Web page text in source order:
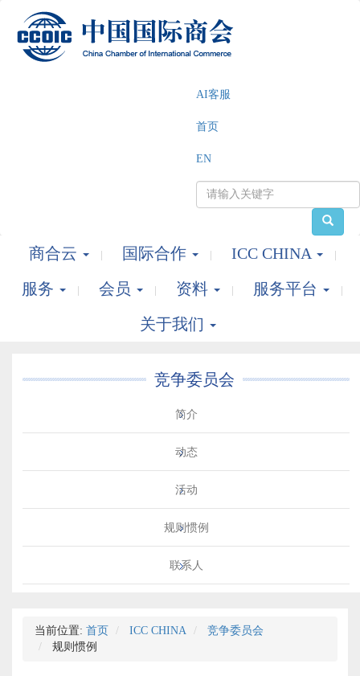
AI客服
首页
EN
商合云 国际合作
ICC CHINA
服务
会员 资料
服务平台
关于我们
竞争委员会
简介
动态
活动
规则惯例
联系人
当前位置: 首页 ICC CHINA
竞争委员会
规则惯例